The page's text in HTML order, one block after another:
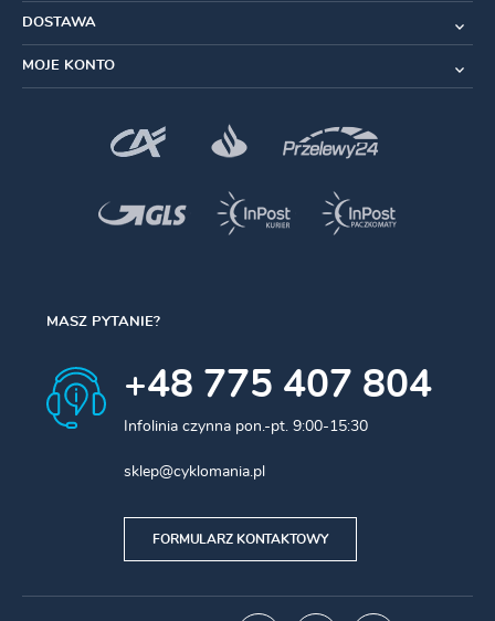
DOSTAWA
MOJE KONTO
MASZ PYTANIE?
+48 775 407 804
Infolinia czynna pon.-pt. 9:00-15:30
sklep@cyklomania.pl
FORMULARZ KONTAKTOWY